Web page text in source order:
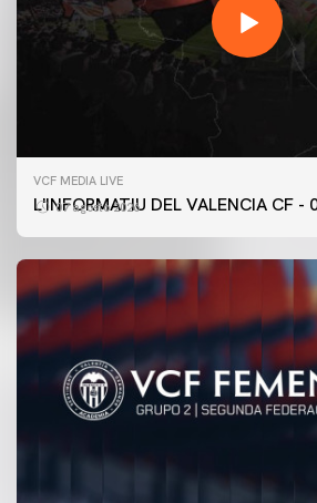
VCF MEDIA LIVE
L'INFORMATIU DEL VALENCIA CF
07 agosto 2026